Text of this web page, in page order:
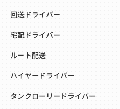
回送ドライバー
宅配ドライバー
ルート配送
ハイヤードライバー
タンクローリードライバー